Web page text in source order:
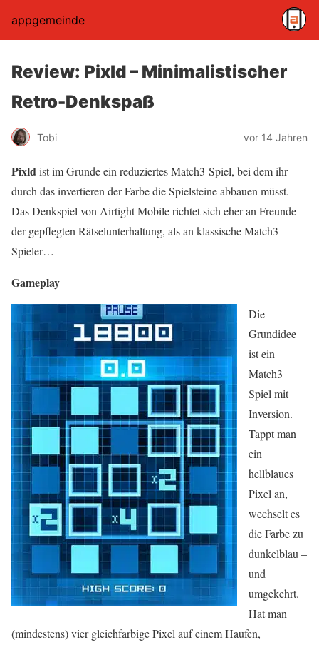
appgemeinde
Review: Pixld – Minimalistischer
Retro-Denkspaß
Tobi vor 14 Jahren
Pixldist im Grunde ein reduziertes Match3-Spiel, bei dem ihr
durch das invertieren der Farbe die Spielsteine abbauen müsst.
Das Denkspiel von Airtight Mobile richtet sich eher an Freunde
der gepflegten Rätselunterhaltung, als an klassische Match3-
Spieler…
Gameplay
Die
Grundidee
ist ein
Match3
Spiel mit
Inversion.
Tappt man
ein
hellblaues
Pixel an,
wechselt es
die Farbe zu
dunkelblau –
und
umgekehrt.
Hat man
(mindestens) vier gleichfarbige Pixel auf einem Haufen,